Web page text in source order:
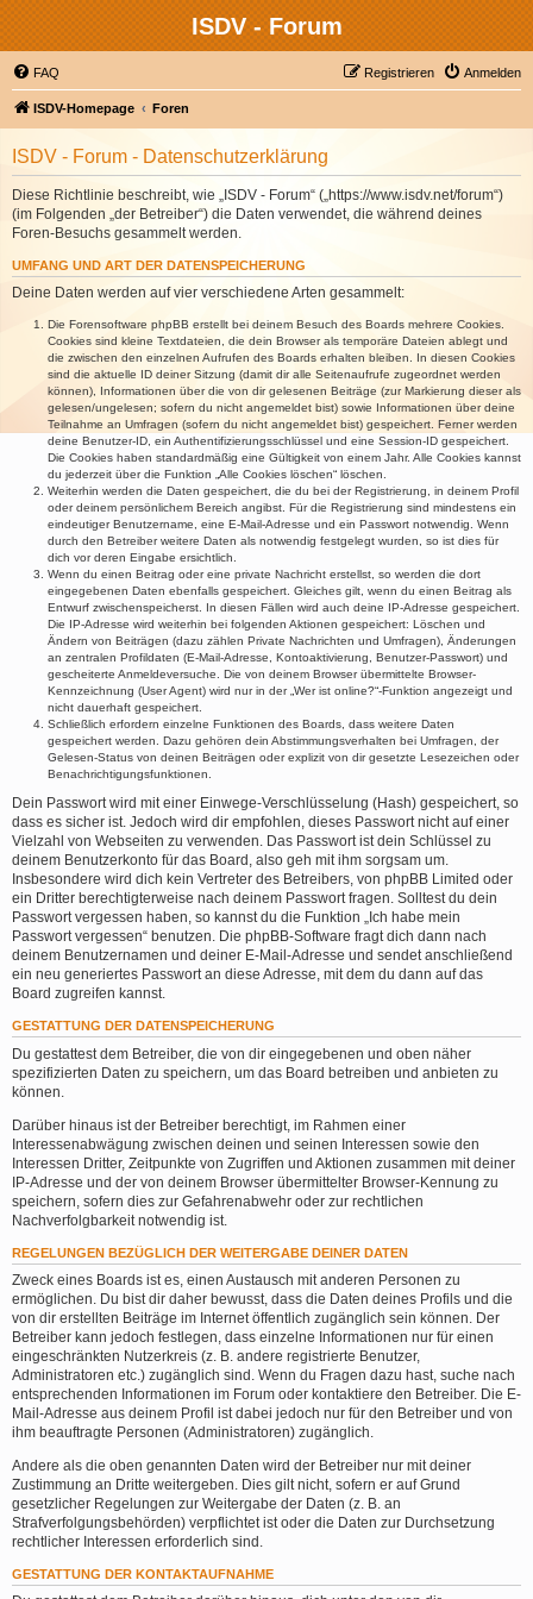
ISDV - Forum
FAQ Anmelden
Registrieren
ISDV-Homepage Foren
ISDV - Forum - Datenschutzerklärung
Diese Richtlinie beschreibt, wie „ISDV - Forum“ („https://www.isdv.net/forum“)
(im Folgenden „der Betreiber“) die Daten verwendet, die während deines
Foren-Besuchs gesammelt werden.
UMFANG UND ART DER DATENSPEICHERUNG
Deine Daten werden auf vier verschiedene Arten gesammelt:
Die Forensoftware phpBB erstellt bei deinem Besuch des Boards mehrere Cookies.
Cookies sind kleine Textdateien, die dein Browser als temporäre Dateien ablegt und
die zwischen den einzelnen Aufrufen des Boards erhalten bleiben. In diesen Cookies
sind die aktuelle ID deiner Sitzung (damit dir alle Seitenaufrufe zugeordnet werden
können), Informationen über die von dir gelesenen Beiträge (zur Markierung dieser als
gelesen/ungelesen; sofern du nicht angemeldet bist) sowie Informationen über deine
Teilnahme an Umfragen (sofern du nicht angemeldet bist) gespeichert. Ferner werden
deine Benutzer-ID, ein Authentifizierungsschlüssel und eine Session-ID gespeichert.
Die Cookies haben standardmäßig eine Gültigkeit von einem Jahr. Alle Cookies kannst
du jederzeit über die Funktion „Alle Cookies löschen“ löschen.
Weiterhin werden die Daten gespeichert, die du bei der Registrierung, in deinem Profil
oder deinem persönlichem Bereich angibst. Für die Registrierung sind mindestens ein
eindeutiger Benutzername, eine E-Mail-Adresse und ein Passwort notwendig. Wenn
durch den Betreiber weitere Daten als notwendig festgelegt wurden, so ist dies für
dich vor deren Eingabe ersichtlich.
Wenn du einen Beitrag oder eine private Nachricht erstellst, so werden die dort
eingegebenen Daten ebenfalls gespeichert. Gleiches gilt, wenn du einen Beitrag als
Entwurf zwischenspeicherst. In diesen Fällen wird auch deine IP-Adresse gespeichert.
Die IP-Adresse wird weiterhin bei folgenden Aktionen gespeichert: Löschen und
Ändern von Beiträgen (dazu zählen Private Nachrichten und Umfragen), Änderungen
an zentralen Profildaten (E-Mail-Adresse, Kontoaktivierung, Benutzer-Passwort) und
gescheiterte Anmeldeversuche. Die von deinem Browser übermittelte Browser-
Kennzeichnung (User Agent) wird nur in der „Wer ist online?“-Funktion angezeigt und
nicht dauerhaft gespeichert.
Schließlich erfordern einzelne Funktionen des Boards, dass weitere Daten
gespeichert werden. Dazu gehören dein Abstimmungsverhalten bei Umfragen, der
Gelesen-Status von deinen Beiträgen oder explizit von dir gesetzte Lesezeichen oder
Benachrichtigungsfunktionen.
Dein Passwort wird mit einer Einwege-Verschlüsselung (Hash) gespeichert, so
dass es sicher ist. Jedoch wird dir empfohlen, dieses Passwort nicht auf einer
Vielzahl von Webseiten zu verwenden. Das Passwort ist dein Schlüssel zu
deinem Benutzerkonto für das Board, also geh mit ihm sorgsam um.
Insbesondere wird dich kein Vertreter des Betreibers, von phpBB Limited oder
ein Dritter berechtigterweise nach deinem Passwort fragen. Solltest du dein
Passwort vergessen haben, so kannst du die Funktion „Ich habe mein
Passwort vergessen“ benutzen. Die phpBB-Software fragt dich dann nach
deinem Benutzernamen und deiner E-Mail-Adresse und sendet anschließend
ein neu generiertes Passwort an diese Adresse, mit dem du dann auf das
Board zugreifen kannst.
GESTATTUNG DER DATENSPEICHERUNG
Du gestattest dem Betreiber, die von dir eingegebenen und oben näher
spezifizierten Daten zu speichern, um das Board betreiben und anbieten zu
können.
Darüber hinaus ist der Betreiber berechtigt, im Rahmen einer
Interessenabwägung zwischen deinen und seinen Interessen sowie den
Interessen Dritter, Zeitpunkte von Zugriffen und Aktionen zusammen mit deiner
IP-Adresse und der von deinem Browser übermittelter Browser-Kennung zu
speichern, sofern dies zur Gefahrenabwehr oder zur rechtlichen
Nachverfolgbarkeit notwendig ist.
REGELUNGEN BEZÜGLICH DER WEITERGABE DEINER DATEN
Zweck eines Boards ist es, einen Austausch mit anderen Personen zu
ermöglichen. Du bist dir daher bewusst, dass die Daten deines Profils und die
von dir erstellten Beiträge im Internet öffentlich zugänglich sein können. Der
Betreiber kann jedoch festlegen, dass einzelne Informationen nur für einen
eingeschränkten Nutzerkreis (z. B. andere registrierte Benutzer,
Administratoren etc.) zugänglich sind. Wenn du Fragen dazu hast, suche nach
entsprechenden Informationen im Forum oder kontaktiere den Betreiber. Die E-
Mail-Adresse aus deinem Profil ist dabei jedoch nur für den Betreiber und von
ihm beauftragte Personen (Administratoren) zugänglich.
Andere als die oben genannten Daten wird der Betreiber nur mit deiner
Zustimmung an Dritte weitergeben. Dies gilt nicht, sofern er auf Grund
gesetzlicher Regelungen zur Weitergabe der Daten (z. B. an
Strafverfolgungsbehörden) verpflichtet ist oder die Daten zur Durchsetzung
rechtlicher Interessen erforderlich sind.
GESTATTUNG DER KONTAKTAUFNAHME